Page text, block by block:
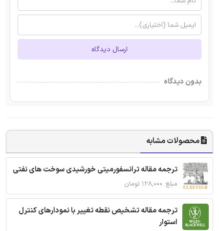
ارسال دیدگاه
بدون دیدگاه
محصولات مشابه
ترجمه مقاله ترانسفورمیتی خورشیدی سوخت های نفتی
مبلغ: ۱۲۸,۰۰۰ تومان
ترجمه مقاله تشخیص نقطه تغییر با نمودارهای کنترل
استوار